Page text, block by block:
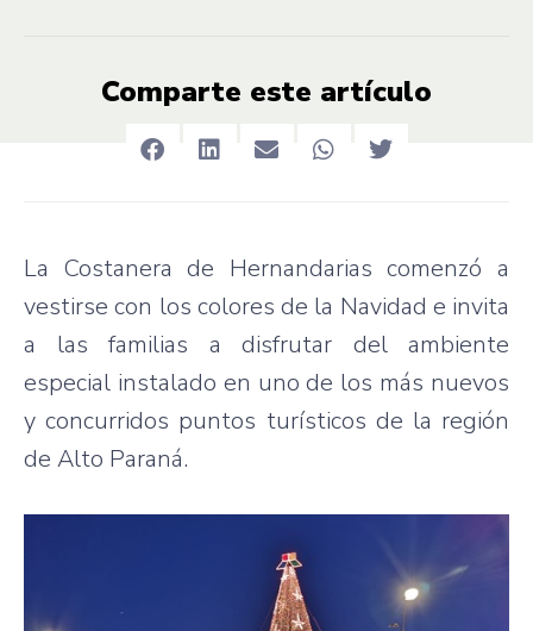
Comparte este artículo
La Costanera de Hernandarias comenzó a
vestirse con los colores de la Navidad e invita
a las familias a disfrutar del ambiente
especial instalado en uno de los más nuevos
y concurridos puntos turísticos de la región
de Alto Paraná.